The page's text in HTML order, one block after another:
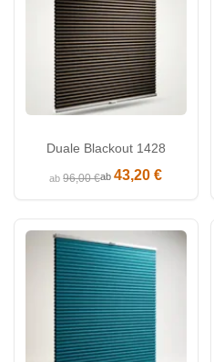
Duale Blackout 1428
ab96,00 €ab43,20 €